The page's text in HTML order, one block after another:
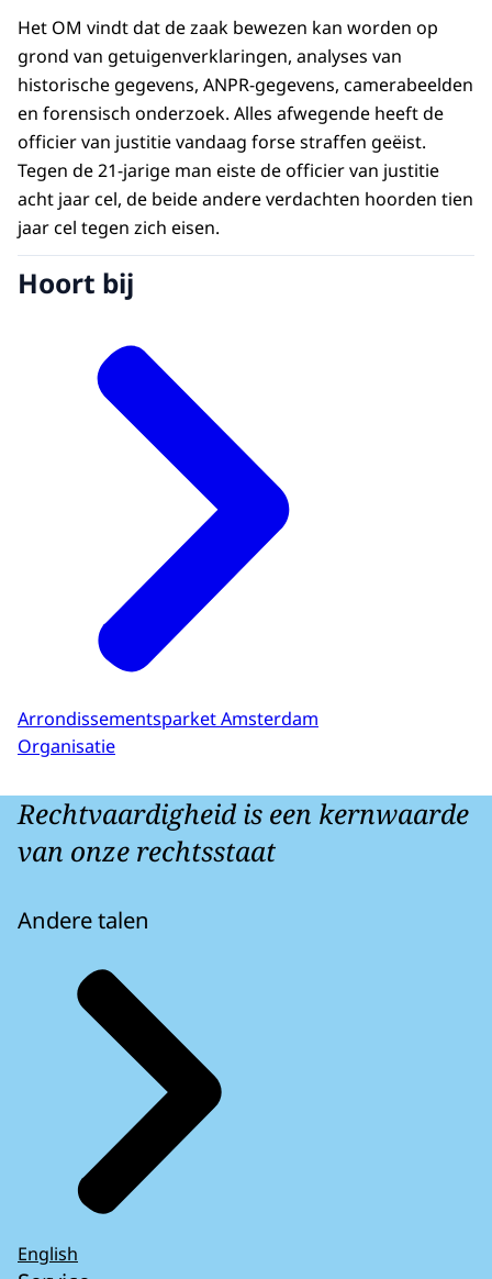
Het OM vindt dat de zaak bewezen kan worden op
grond van getuigenverklaringen, analyses van
historische gegevens, ANPR-gegevens, camerabeelden
en forensisch onderzoek. Alles afwegende heeft de
officier van justitie vandaag forse straffen geëist.
Tegen de 21-jarige man eiste de officier van justitie
acht jaar cel, de beide andere verdachten hoorden tien
jaar cel tegen zich eisen.
Hoort bij
Arrondissementsparket Amsterdam
Organisatie
Rechtvaardigheid is een kernwaarde
van onze rechtsstaat
Andere talen
English